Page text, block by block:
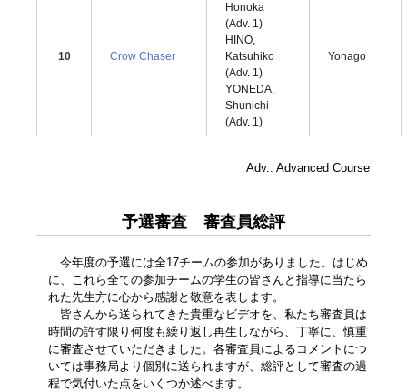
10 Crow Chaser
Honoka
(Adv. 1)
HINO,
Katsuhiko
(Adv. 1)
YONEDA,
Shunichi
(Adv. 1)
Yonago
Adv.: Advanced Course
予選審査 審査員総評
今年度の予選には全17チームの参加がありました。はじめ
に、これら全ての参加チームの学生の皆さんと指導に当たら
れた先生方に心から感謝と敬意を表します。
皆さんから送られてきた貴重なビデオを、私たち審査員は
時間の許す限り何度も繰り返し再生しながら、丁寧に、慎重
に審査させていただきました。各審査員によるコメントにつ
いては事務局より個別に送られますが、総評として審査の過
程で気付いた点をいくつか述べます。